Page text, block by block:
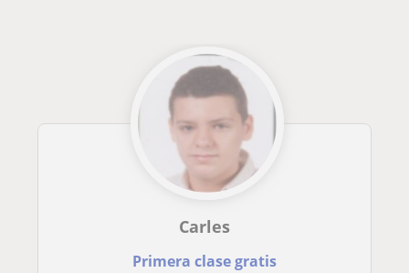
Carles
Primera clase gratis